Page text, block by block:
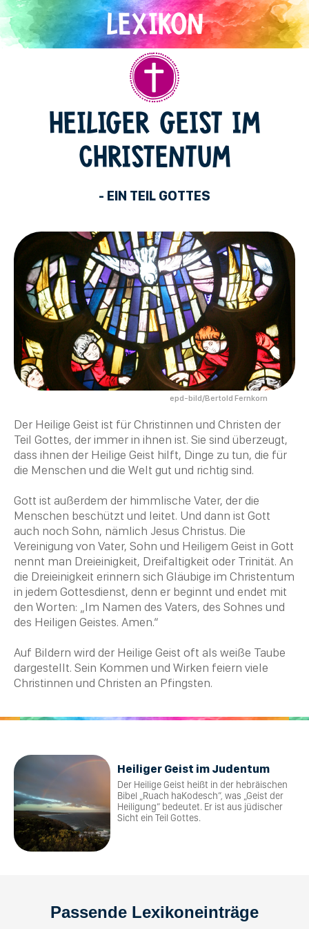
Direkt
zum
Inhalt
HEILIGER GEIST IM
CHRISTENTUM
- EIN TEIL GOTTES
epd-bild/Bertold Fernkorn
Der Heilige Geist ist für Christinnen und Christen der
Teil Gottes, der immer in ihnen ist. Sie sind überzeugt,
dass ihnen der Heilige Geist hilft, Dinge zu tun, die für
die Menschen und die Welt gut und richtig sind.
Gott ist außerdem der himmlische Vater, der die
Menschen beschützt und leitet. Und dann ist Gott
auch noch Sohn, nämlich Jesus Christus. Die
Vereinigung von Vater, Sohn und Heiligem Geist in Gott
nennt man Dreieinigkeit, Dreifaltigkeit oder Trinität. An
die Dreieinigkeit erinnern sich Gläubige im Christentum
in jedem Gottesdienst, denn er beginnt und endet mit
den Worten: „Im Namen des Vaters, des Sohnes und
des Heiligen Geistes. Amen.“
Auf Bildern wird der Heilige Geist oft als weiße Taube
dargestellt. Sein Kommen und Wirken feiern viele
Christinnen und Christen an Pfingsten.
Heiliger Geist im Judentum
Der Heilige Geist heißt in der hebräischen
Bibel „Ruach haKodesch“, was „Geist der
Heiligung“ bedeutet. Er ist aus jüdischer
Sicht ein Teil Gottes.
Passende Lexikoneinträge